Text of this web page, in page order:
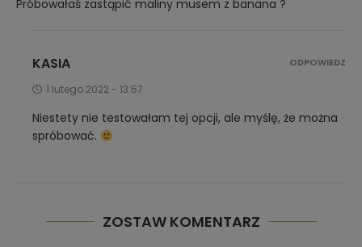
1 lutego 2022 - 13:57
spróbować.